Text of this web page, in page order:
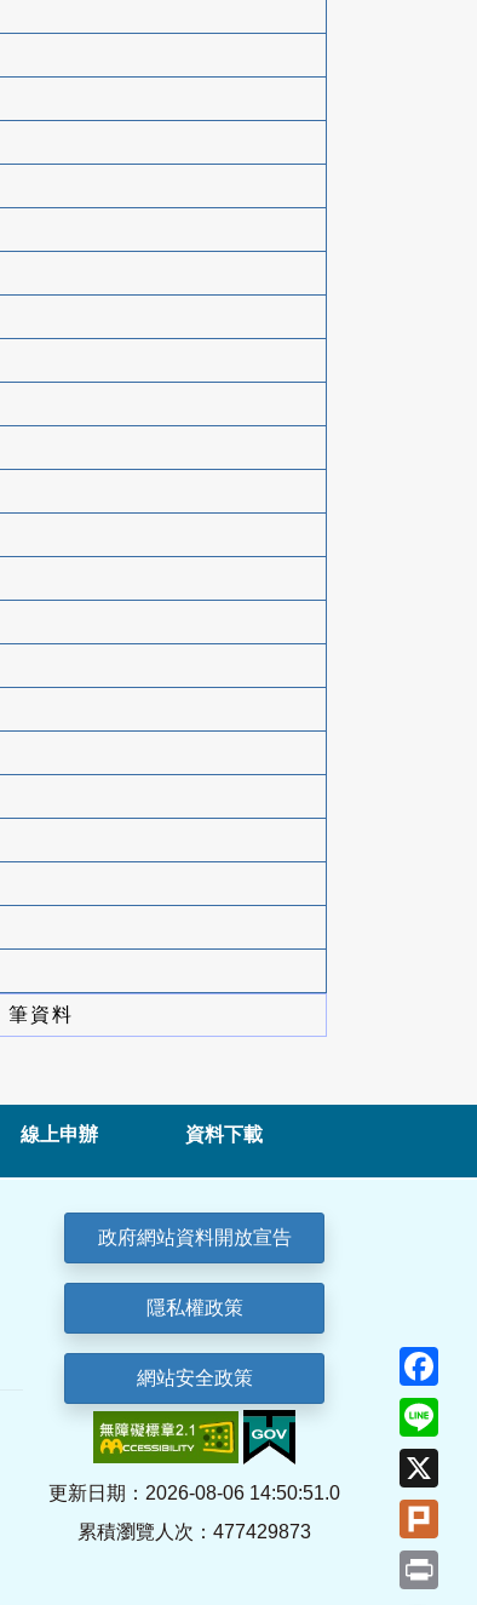
筆資料
線上申辦 資料下載
政府網站資料開放宣告
隱私權政策
網站安全政策
更新日期：2026-08-06 14:50:51.0
累積瀏覽人次：477429873